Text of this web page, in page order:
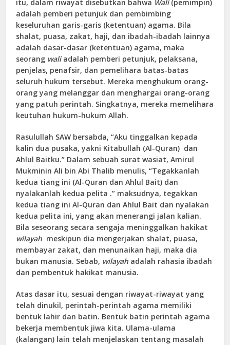
itu, dalam riwayat disebutkan bahwa Wali(pemimpin)
adalah pemberi petunjuk dan pembimbing
keseluruhan garis-garis (ketentuan) agama. Bila
shalat, puasa, zakat, haji, dan ibadah-ibadah lainnya
adalah dasar-dasar (ketentuan) agama, maka
seorang waliadalah pemberi petunjuk, pelaksana,
penjelas, penafsir, dan pemelihara batas-batas
seluruh hukum tersebut. Mereka menghukum orang-
orang yang melanggar dan menghargai orang-orang
yang patuh perintah. Singkatnya, mereka memelihara
keutuhan hukum-hukum Allah.
Rasulullah SAW bersabda, “Aku tinggalkan kepada
kalin dua pusaka, yakni Kitabullah (Al-Quran) dan
Ahlul Baitku.” Dalam sebuah surat wasiat, Amirul
Mukminin Ali bin Abi Thalib menulis, “Tegakkanlah
kedua tiang ini (Al-Quran dan Ahlul Bait) dan
nyalakanlah kedua pelita .” maksudnya, tegakkan
kedua tiang ini Al-Quran dan Ahlul Bait dan nyalakan
kedua pelita ini, yang akan menerangi jalan kalian.
Bila seseorang secara sengaja meninggalkan hakikat
wilayah meskipun dia mengerjakan shalat, puasa,
membayar zakat, dan menunaikan haji, maka dia
bukan manusia. Sebab, wilayah adalah rahasia ibadah
dan pembentuk hakikat manusia.
Atas dasar itu, sesuai dengan riwayat-riwayat yang
telah dinukil, perintah-perintah agama memiliki
bentuk lahir dan batin. Bentuk batin perintah agama
bekerja membentuk jiwa kita. Ulama-ulama
(kalangan) lain telah menjelaskan tentang masalah